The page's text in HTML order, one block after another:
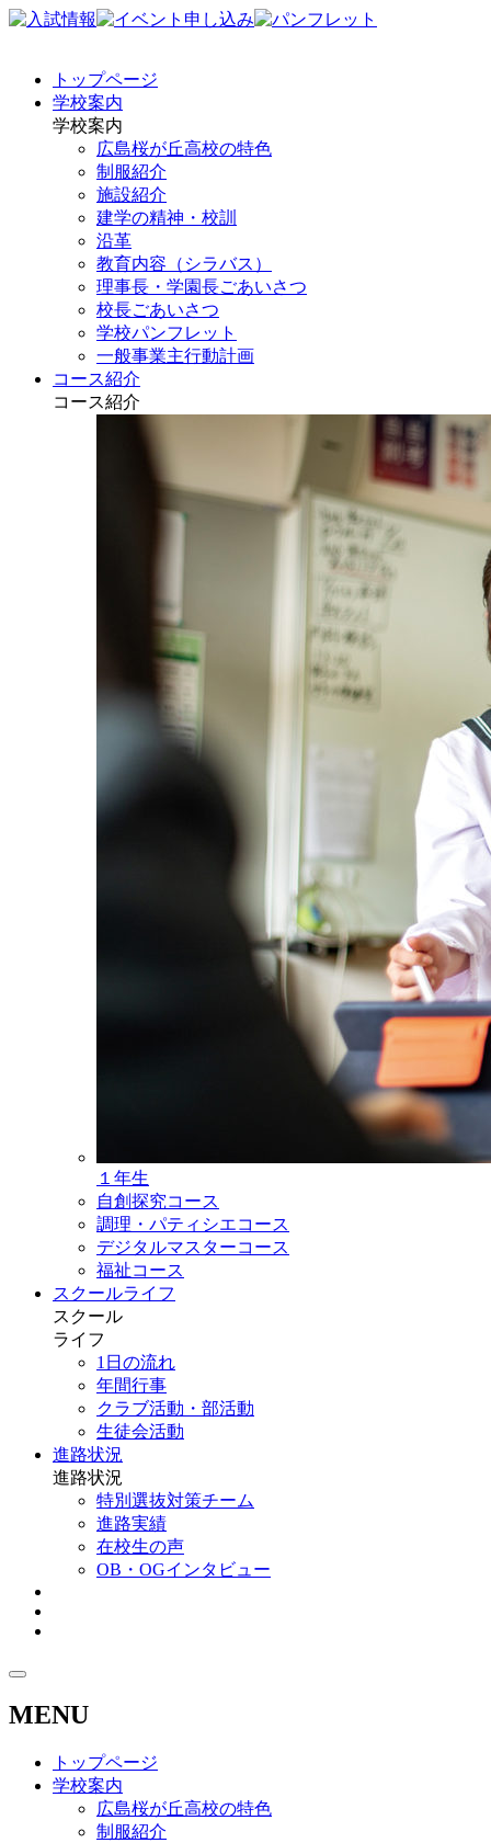
トップページ
学校案内
学校案内
広島桜が丘高校の特色
制服紹介
施設紹介
建学の精神・校訓
沿革
教育内容（シラバス）
理事長・学園長ごあいさつ
校長ごあいさつ
学校パンフレット
一般事業主行動計画
コース紹介
コース紹介
１年生
自創探究コース
調理・パティシエコース
デジタルマスターコース
福祉コース
スクールライフ
スクール
ライフ
1日の流れ
年間行事
クラブ活動・部活動
生徒会活動
進路状況
進路状況
特別選抜対策チーム
進路実績
在校生の声
OB・OGインタビュー
MENU
トップページ
学校案内
広島桜が丘高校の特色
制服紹介